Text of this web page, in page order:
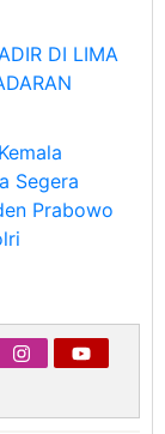
DI LIMA
Segera
Prabowo